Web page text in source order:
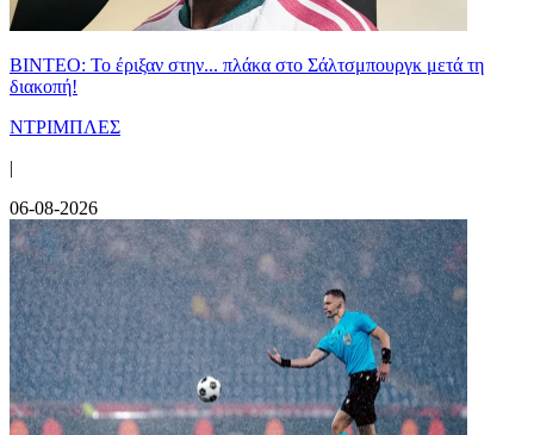
ΒΙΝΤΕΟ: Το έριξαν στην... πλάκα στο Σάλτσμπουργκ μετά τη
διακοπή!
ΝΤΡΙΜΠΛΕΣ
|
06-08-2026